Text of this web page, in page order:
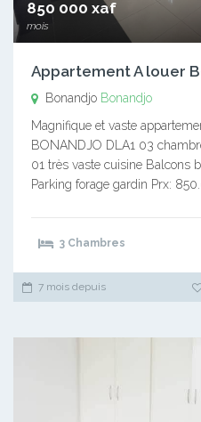
850 000 xaf
mois
Appartement A louer
Bonandjo Bonandjo
Magnifique et vaste
BONANDJO DLA1 03
01 très vaste cuisine Balcons
Parking forage gardin Prx:
3 Chambres
7 mois depuis